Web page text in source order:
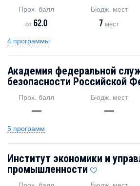
Прох. балл
от62.0
Бюдж. мест
7 мест
4 программы
Академия федеральной
безопасности Российской
Прох. балл
—
Бюдж. мест
—
5 программ
Институт экономики и
промышленности